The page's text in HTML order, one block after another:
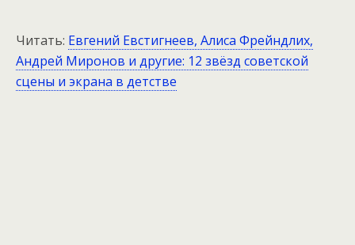
Читать: Евгений Евстигнеев, Алиса Фрейндлих,
Андрей Миронов и другие: 12 звёзд советской
сцены и экрана в детстве